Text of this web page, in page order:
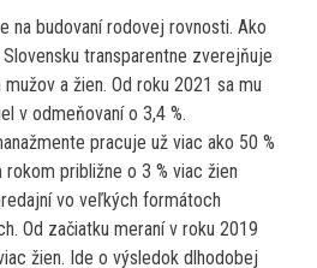
na budovaní rodovej rovnosti. Ako
transparentne zverejňuje
a žien. Od roku 2021 sa mu
v odmeňovaní o 3,4 %.
pracuje už viac ako 50 %
približne o 3 % viac žien
vo veľkých formátoch
Od začiatku meraní v roku 2019
žien. Ide o výsledok dlhodobej